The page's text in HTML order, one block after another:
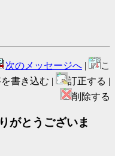
次のメッセージへ |
こ
書き込む |
訂正する |
削除する
がとうございま